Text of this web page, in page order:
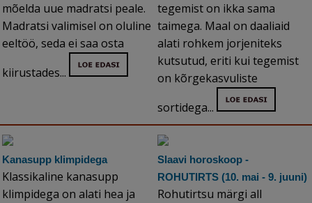
mõelda uue madratsi peale.
Madratsi valimisel on oluline
eeltöö, seda ei saa osta
kiirustades...
tegemist on ikka sama
taimega. Maal on daaliaid
alati rohkem jorjeniteks
kutsutud, eriti kui tegemist
on kõrgekasvuliste
sortidega...
Kanasupp klimpidega
Klassikaline kanasupp
klimpidega on alati hea ja
Slaavi horoskoop -
ROHUTIRTS (10. mai - 9. juuni)
Rohutirtsu märgi all